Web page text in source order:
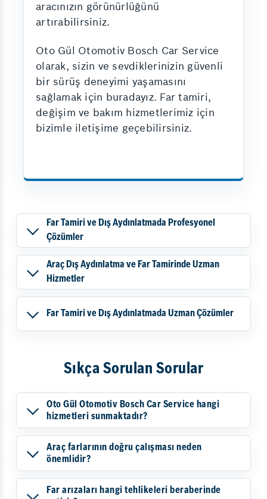
aracınızın görünürlüğünü
artırabilirsiniz.
Oto Gül Otomotiv Bosch Car Service
olarak, sizin ve sevdiklerinizin güvenli
bir sürüş deneyimi yaşamasını
sağlamak için buradayız. Far tamiri,
değişim ve bakım hizmetlerimiz için
bizimle iletişime geçebilirsiniz.
Far Tamiri ve Dış Aydınlatmada Profesyonel
Çözümler
Araç Dış Aydınlatma ve Far Tamirinde Uzman
Hizmetler
Far Tamiri ve Dış Aydınlatmada Uzman Çözümler
Sıkça Sorulan Sorular
Oto Gül Otomotiv Bosch Car Service hangi
hizmetleri sunmaktadır?
Araç farlarının doğru çalışması neden
önemlidir?
Far arızaları hangi tehlikeleri beraberinde